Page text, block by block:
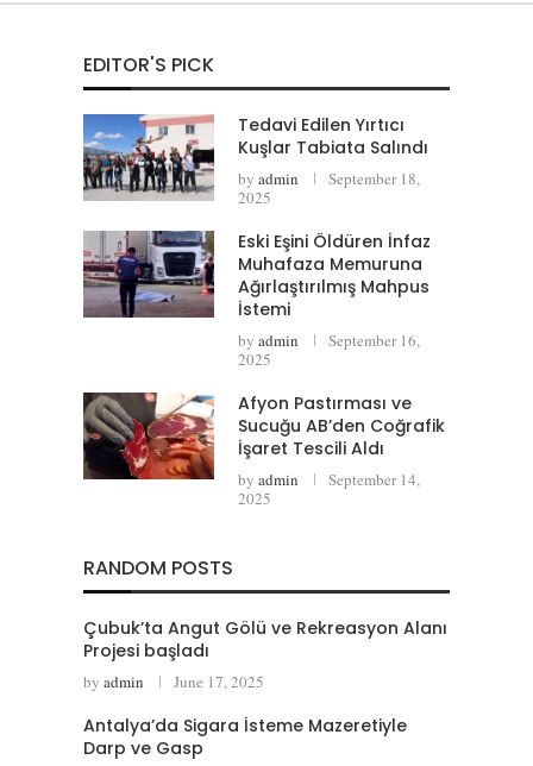
EDITOR'S PICK
Tedavi Edilen Yırtıcı
Kuşlar Tabiata Salındı
by admin
September 18,
2025
Eski Eşini Öldüren İnfaz
Muhafaza Memuruna
Ağırlaştırılmış Mahpus
İstemi
by admin
September 16,
2025
Afyon Pastırması ve
Sucuğu AB’den Coğrafik
İşaret Tescili Aldı
by admin
September 14,
2025
RANDOM POSTS
Çubuk’ta Angut Gölü ve Rekreasyon Alanı
Projesi başladı
by admin June 17, 2025
Antalya’da Sigara İsteme Mazeretiyle
Darp ve Gasp